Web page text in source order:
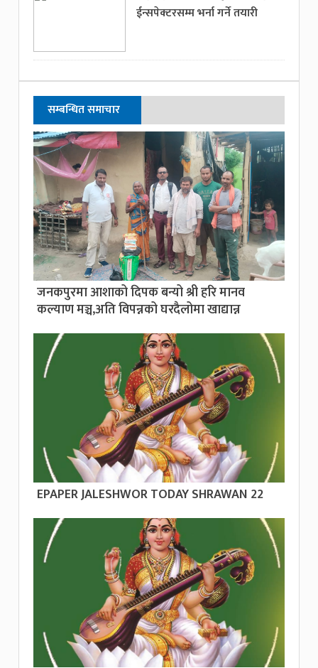
ईन्सपेक्टरसम्म भर्ना गर्ने तयारी
सम्बन्धित समाचार
जनकपुरमा आशाको दिपक बन्यो श्री हरि मानव
कल्याण मञ्च,अति विपन्नको घरदैलोमा खाद्यान्न
EPAPER JALESHWOR TODAY SHRAWAN 22